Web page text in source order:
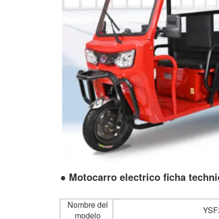
● Motocarro electrico ficha
Nombre del
modelo